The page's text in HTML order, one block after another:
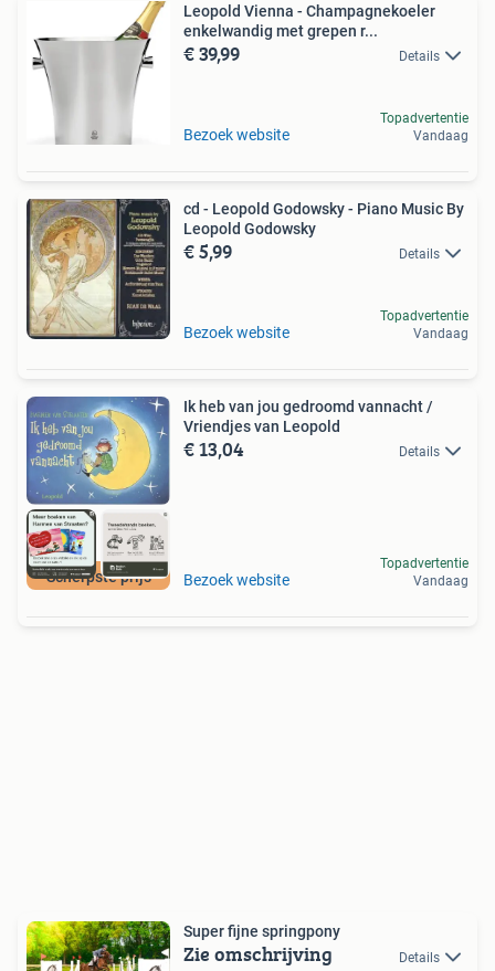
Leopold Vienna - Champagnekoeler
enkelwandig met grepen r...
€ 39,99 Details
Bezoek website
Topadvertentie
Vandaag
cd - Leopold Godowsky - Piano Music By
Leopold Godowsky
€ 5,99 Details
Bezoek website
Topadvertentie
Vandaag
Scherpste prijs
Ik heb van jou gedroomd vannacht /
Vriendjes van Leopold
€ 13,04 Details
Bezoek website
Topadvertentie
Vandaag
Super fijne springpony
Zie omschrijving Details